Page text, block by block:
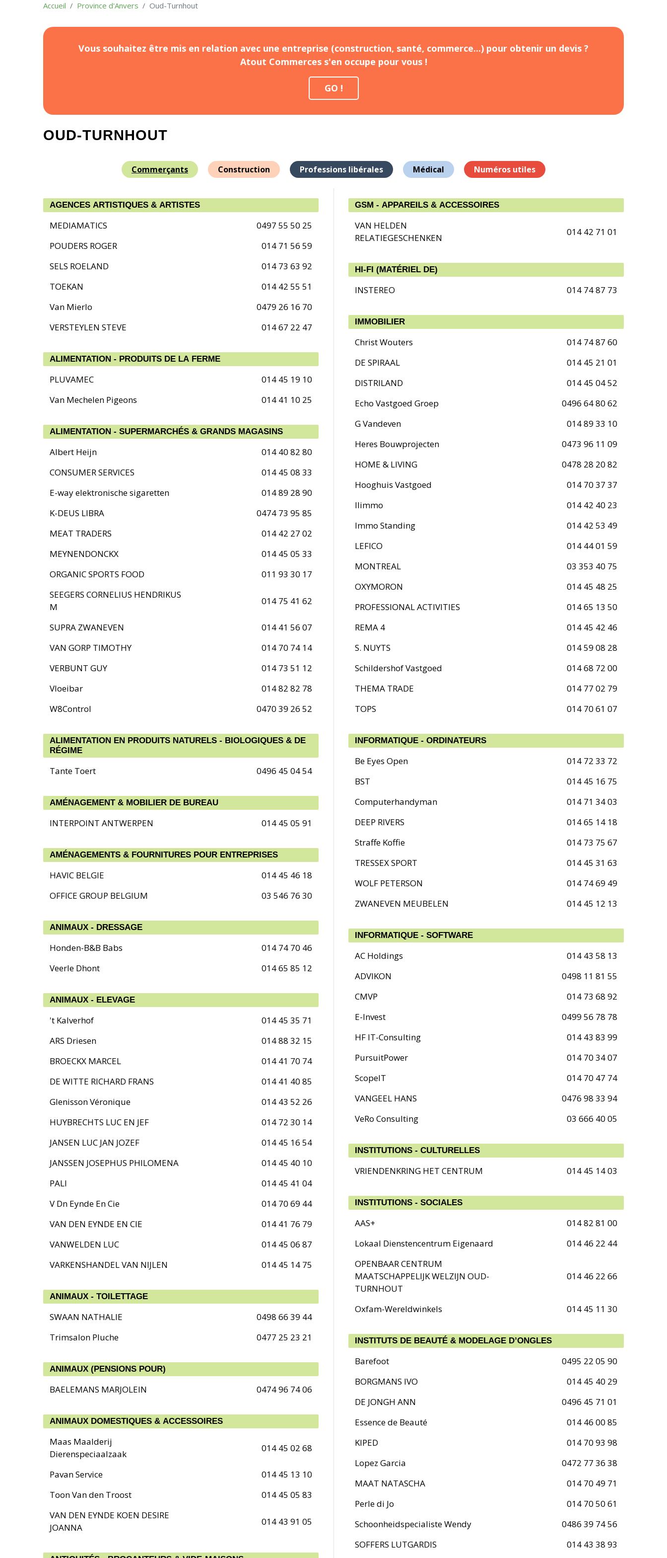
Accueil Province d'Anvers Oud-Turnhout
Vous souhaitez être mis en relation avec une entreprise (construction, santé, commerce...) pour obtenir un devis ?
Atout Commerces s'en occupe pour vous !
GO !
OUD-TURNHOUT
Commerçants Construction Professions libérales Médical Numéros utiles
AGENCES ARTISTIQUES & ARTISTES
MEDIAMATICS
0497 55 50 25
POUDERS ROGER
014 71 56 59
SELS ROELAND
014 73 63 92
TOEKAN
014 42 55 51
Van Mierlo
0479 26 16 70
VERSTEYLEN STEVE
014 67 22 47
ALIMENTATION - PRODUITS DE LA FERME
PLUVAMEC
014 45 19 10
Van Mechelen Pigeons
014 41 10 25
ALIMENTATION - SUPERMARCHÉS & GRANDS MAGASINS
Albert Heijn
014 40 82 80
CONSUMER SERVICES
014 45 08 33
E-way elektronische sigaretten
014 89 28 90
K-DEUS LIBRA
0474 73 95 85
MEAT TRADERS
014 42 27 02
MEYNENDONCKX
014 45 05 33
ORGANIC SPORTS FOOD
011 93 30 17
SEEGERS CORNELIUS HENDRIKUS
M
014 75 41 62
SUPRA ZWANEVEN
014 41 56 07
VAN GORP TIMOTHY
014 70 74 14
VERBUNT GUY
014 73 51 12
Vloeibar
014 82 82 78
W8Control
0470 39 26 52
ALIMENTATION EN PRODUITS NATURELS - BIOLOGIQUES & DE
RÉGIME
Tante Toert 0496 45 04 54
AMÉNAGEMENT & MOBILIER DE BUREAU
INTERPOINT ANTWERPEN 014 45 05 91
AMÉNAGEMENTS & FOURNITURES POUR ENTREPRISES
HAVIC BELGIE
014 45 46 18
OFFICE GROUP BELGIUM
03 546 76 30
ANIMAUX - DRESSAGE
Honden-B&B Babs
014 74 70 46
Veerle Dhont
014 65 85 12
ANIMAUX - ELEVAGE
't Kalverhof
014 45 35 71
ARS Driesen
014 88 32 15
BROECKX MARCEL
014 41 70 74
DE WITTE RICHARD FRANS
014 41 40 85
Glenisson Véronique
014 43 52 26
HUYBRECHTS LUC EN JEF
014 72 30 14
JANSEN LUC JAN JOZEF
014 45 16 54
JANSSEN JOSEPHUS PHILOMENA
014 45 40 10
PALI
014 45 41 04
V Dn Eynde En Cie
014 70 69 44
VAN DEN EYNDE EN CIE
014 41 76 79
VANWELDEN LUC
014 45 06 87
VARKENSHANDEL VAN NIJLEN
014 45 14 75
ANIMAUX - TOILETTAGE
SWAAN NATHALIE
0498 66 39 44
Trimsalon Pluche
0477 25 23 21
ANIMAUX (PENSIONS POUR)
BAELEMANS MARJOLEIN 0474 96 74 06
ANIMAUX DOMESTIQUES & ACCESSOIRES
Maas Maalderij
Dierenspeciaalzaak
014 45 02 68
Pavan Service
014 45 13 10
Toon Van den Troost
014 45 05 83
VAN DEN EYNDE KOEN DESIRE
JOANNA
014 43 91 05
GSM - APPAREILS & ACCESSOIRES
VAN HELDEN
RELATIEGESCHENKEN
014 42 71 01
HI-FI (MATÉRIEL DE)
INSTEREO 014 74 87 73
IMMOBILIER
Christ Wouters
014 74 87 60
DE SPIRAAL
014 45 21 01
DISTRILAND
014 45 04 52
Echo Vastgoed Groep
0496 64 80 62
G Vandeven
014 89 33 10
Heres Bouwprojecten
0473 96 11 09
HOME & LIVING
0478 28 20 82
Hooghuis Vastgoed
014 70 37 37
Ilimmo
014 42 40 23
Immo Standing
014 42 53 49
LEFICO
014 44 01 59
MONTREAL
03 353 40 75
OXYMORON
014 45 48 25
PROFESSIONAL ACTIVITIES
014 65 13 50
REMA 4
014 45 42 46
S. NUYTS
014 59 08 28
Schildershof Vastgoed
014 68 72 00
THEMA TRADE
014 77 02 79
TOPS
014 70 61 07
INFORMATIQUE - ORDINATEURS
Be Eyes Open
014 72 33 72
BST
014 45 16 75
Computerhandyman
014 71 34 03
DEEP RIVERS
014 65 14 18
Straffe Koffie
014 73 75 67
TRESSEX SPORT
014 45 31 63
WOLF PETERSON
014 74 69 49
ZWANEVEN MEUBELEN
014 45 12 13
INFORMATIQUE - SOFTWARE
AC Holdings
014 43 58 13
ADVIKON
0498 11 81 55
CMVP
014 73 68 92
E-Invest
0499 56 78 78
HF IT-Consulting
014 43 83 99
PursuitPower
014 70 34 07
ScopeIT
014 70 47 74
VANGEEL HANS
0476 98 33 94
VeRo Consulting
03 666 40 05
INSTITUTIONS - CULTURELLES
VRIENDENKRING HET CENTRUM 014 45 14 03
INSTITUTIONS - SOCIALES
AAS+
014 82 81 00
Lokaal Dienstencentrum Eigenaard
014 46 22 44
OPENBAAR CENTRUM
MAATSCHAPPELIJK WELZIJN OUD-
TURNHOUT
014 46 22 66
Oxfam-Wereldwinkels 014 45 11 30
INSTITUTS DE BEAUTÉ & MODELAGE D’ONGLES
Barefoot
0495 22 05 90
BORGMANS IVO
014 45 40 29
DE JONGH ANN
0496 45 71 01
Essence de Beauté
014 46 00 85
KIPED
014 70 93 98
Lopez Garcia
0472 77 36 38
MAAT NATASCHA
014 70 49 71
Perle di Jo
014 70 50 61
Schoonheidspecialiste Wendy
0486 39 74 56
SOFFERS LUTGARDIS
014 43 38 93